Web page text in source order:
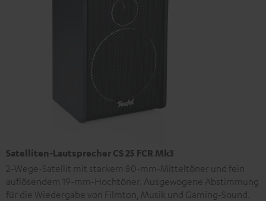
Satelliten-Lautsprecher CS 25 FCR Mk3
2-Wege-Satellit mit starkem 80-mm-Mitteltöner und fein
auflösendem 19-mm-Hochtöner. Ausgewogene Abstimmung
für die Wiedergabe von Filmton, Musik und Gaming-Sound.